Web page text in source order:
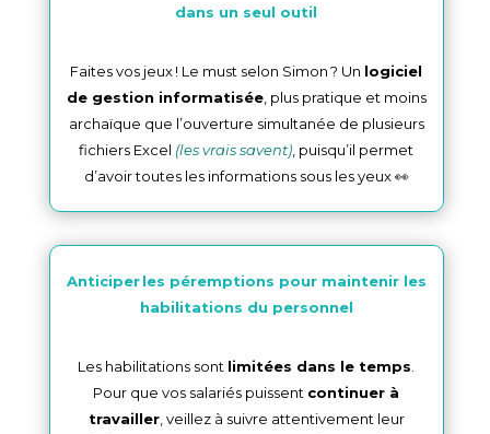
dans un seul outil
Faites vos jeux ! Le must selon Simon ? Un logiciel
de gestion informatisée, plus pratique et moins
archaïque que l’ouverture simultanée de plusieurs
fichiers Excel (les vrais savent) , puisqu’il permet
d’avoir toutes les informations sous les yeux 👀
Anticiper les péremptions pour maintenir les
habilitations du personnel
Les habilitations sont limitées dans le temps
Pour que vos salariés puissent continuer à
travailler, veillez à suivre attentivement leur